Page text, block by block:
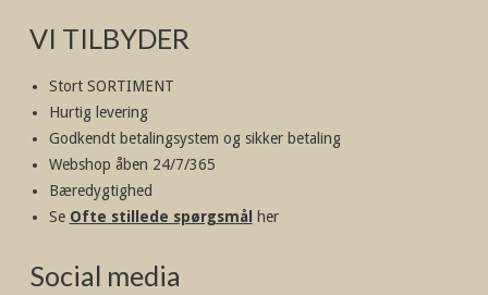
VI TILBYDER
Stort SORTIMENT
Hurtig levering
Godkendt betalingsystem og sikker betaling
Webshop åben 24/7/365
Bæredygtighed
Se Ofte stillede spørgsmål her
Social media